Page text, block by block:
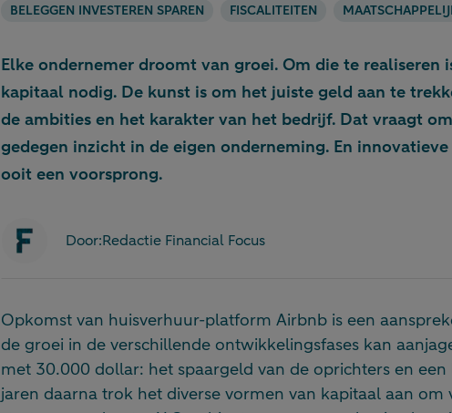
BELEGGEN INVESTEREN SPAREN FISCALITEITEN
Elke ondernemer droomt van groei. Om die te realiseren
kapitaal nodig. De kunst is om het juiste geld aan te
de ambities en het karakter van het bedrijf. Dat vraagt
gedegen inzicht in de eigen onderneming. En
ooit een voorsprong.
Door:Redactie Financial Focus
Opkomst van huisverhuur-platform Airbnb is een
de groei in de verschillende ontwikkelingsfases kan
met 30.000 dollar: het spaargeld van de oprichters en
jaren daarna trok het diverse vormen van kapitaal aan om